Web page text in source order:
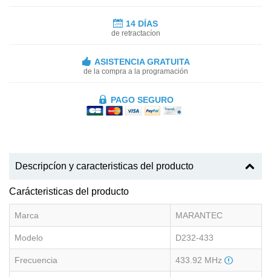
14 DÍAS
de retractacíon
ASISTENCIA GRATUITA
de la compra a la programación
PAGO SEGURO
Descripcíon y caracteristicas del producto
Carácteristicas del producto
Marca MARANTEC
Modelo D232-433
Frecuencia 433.92 MHz